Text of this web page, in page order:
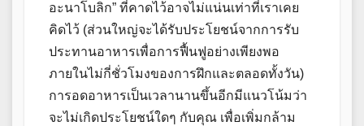
อะนาโบลิก” ที่คาดไว้อาจไม่แน่นเท่าที่เราเคย
คิดไว้ (ส่วนใหญ่จะได้รับประโยชน์จากการรับ
ประทานอาหารเพื่อการฟื้นฟูอย่างเพียงพอ
ภายในไม่กี่ชั่วโมงของการฝึกและตลอดทั้งวัน)
การอดอาหารเป็นเวลานานขึ้นอีกมีแนวโน้มว่า
จะไม่เกิดประโยชน์ใดๆ กับคุณ เพื่อเพิ่มกล้าม